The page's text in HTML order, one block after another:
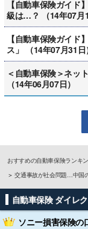
【自動車保険ガイド
級は…？ （14年07月
【自動車保険ガイド
ス」 （14年07月31日
＜自動車保険＞ネッ
（14年06月07日）
おすすめの自動車保険ランキ
交通事故が社会問題…中国
自動車保険 ダイレ
ソニー損害保険の